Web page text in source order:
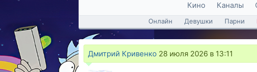
Кино Каналы
Онлайн Девушки Парни
Дмитрий Кривенко 28 июля 2026 в 13:11